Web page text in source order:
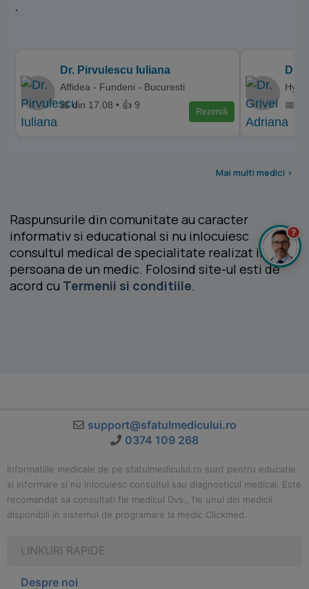
.
Dr. Pirvulescu Iuliana
Affidea - Fundeni - Bucuresti
📅 din 17.08 • 👍 9
Rezervă
Dr.
📅
Mai multi medici >
Raspunsurile din comunitate au caracter
informativ si educational si nu inlocuiesc
consultul medical de specialitate realizat in
persoana de un medic. Folosind site-ul esti de
acord cu Termenii si conditiile.
support@sfatulmedicului.ro
0374 109 268
Informatiile medicale de pe sfatulmedicului.ro sunt pentru educatie
si informare si nu inlocuiesc consultul sau diagnosticul medical. Este
recomandat sa consultati fie medicul Dvs., fie unul din medicii
disponibili in sistemul de programare la medic Clickmed.
LINKURI RAPIDE
Despre noi
?